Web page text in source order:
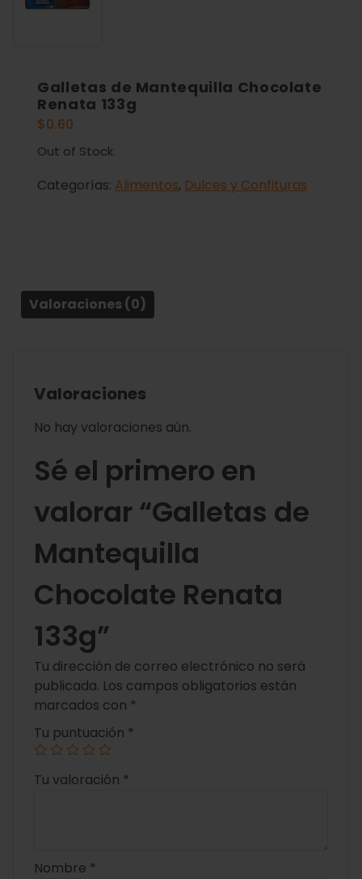
Galletas de Mantequilla Chocolate
Renata 133g
$0.60
Out of Stock.
Categorías: Alimentos, Dulces y Confituras
Valoraciones (0)
Valoraciones
No hay valoraciones aún.
Sé el primero en
valorar “Galletas de
Mantequilla
Chocolate Renata
133g”
Tu dirección de correo electrónico no será
publicada. Los campos obligatorios están
marcados con *
Tu puntuación *
Tu valoración *
Nombre *